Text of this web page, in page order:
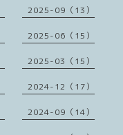
2025-09（13）
2025-06（15）
2025-03（15）
2024-12（17）
2024-09（14）